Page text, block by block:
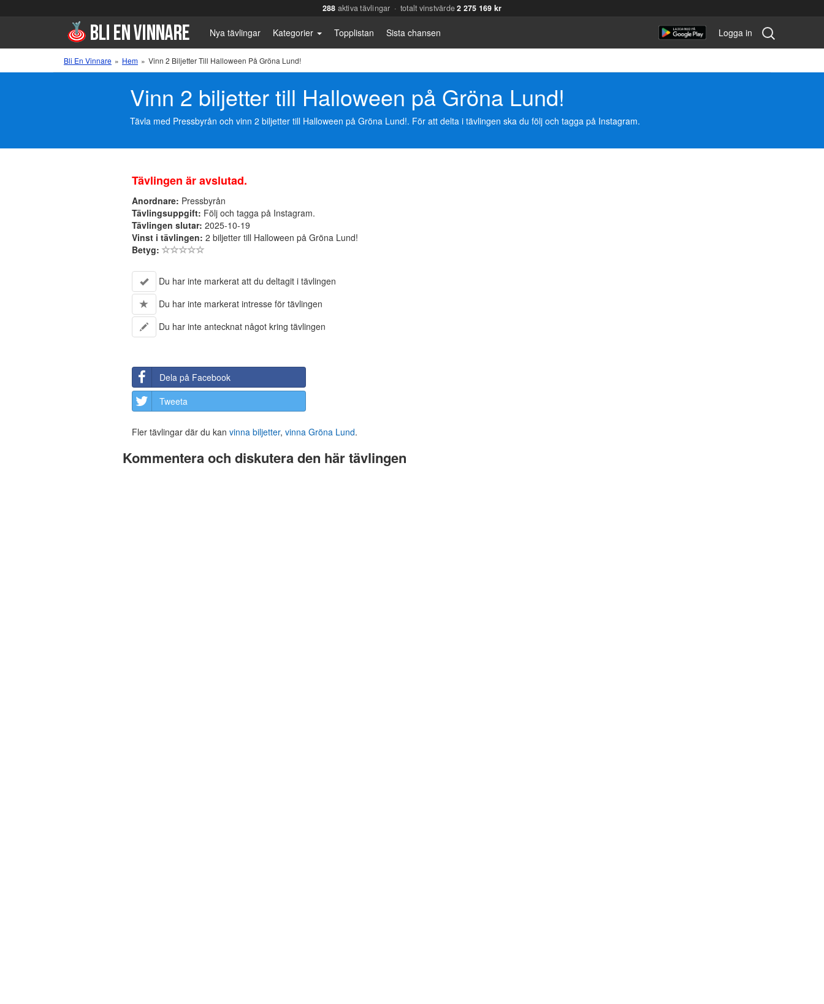
288 aktiva tävlingar · totalt vinstvärde2 275 169 kr
Nya tävlingar Kategorier Topplistan Sista chansen Logga in
Sök
tävling:
Bli En Vinnare » Hem » Vinn 2 Biljetter Till Halloween På Gröna Lund!
Vinn 2 biljetter till Halloween på Gröna Lund!
Tävla med Pressbyrån och vinn 2 biljetter till Halloween på Gröna Lund!. För att delta i tävlingen ska du följ och tagga på Instagram.
Tävlingen är avslutad.
Anordnare: Pressbyrån
Tävlingsuppgift: Följ och tagga på Instagram.
Tävlingen slutar: 2025-10-19
Vinst i tävlingen: 2 biljetter till Halloween på Gröna Lund!
Betyg:
Du har inte markerat att du deltagit i tävlingen
Du har inte markerat intresse för tävlingen
Du har inte antecknat något kring tävlingen
Dela på Facebook
Tweeta
Fler tävlingar där du kan vinna biljetter, vinna Gröna Lund.
Kommentera och diskutera den här tävlingen